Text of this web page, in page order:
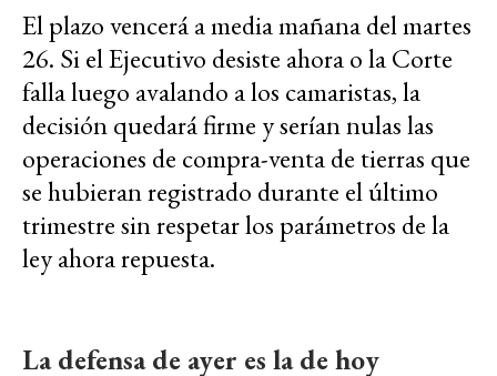
El plazo vencerá a media mañana del martes
26. Si el Ejecutivo desiste ahora o la Corte
falla luego avalando a los camaristas, la
decisión quedará firme y serían nulas las
operaciones de compra-venta de tierras que
se hubieran registrado durante el último
trimestre sin respetar los parámetros de la
ley ahora repuesta.
La defensa de ayer es la de hoy